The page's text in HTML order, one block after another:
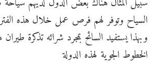
السياح وتوفر لهم فرص عمل خلال هذه
وبهذا يستفيد السائح بمجرد شرائه تذكرة
الخطوط الجوية لهذه الدولة